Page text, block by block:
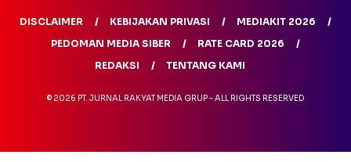
DISCLAIMER KEBIJAKAN PRIVASI
MEDIAKIT 2026
PEDOMAN MEDIA SIBER
RATE CARD 2026
REDAKSI
TENTANG KAMI
© 2026 PT. JURNAL RAKYAT MEDIA GRUP - ALL RIGHTS RESERVED